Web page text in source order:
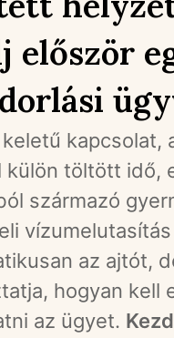
először
kapcsolat,
külön töltött idő,
származó
az ajtót,
hogyan kell
az ügyet.